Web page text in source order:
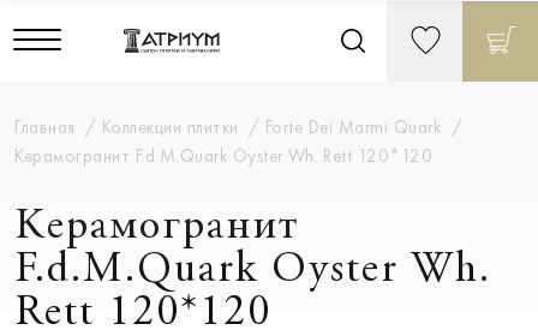
Главная Коллекции плитки
Forte Dei Marmi Quark
Керамогранит F.d.M.Quark Oyster Wh. Rett 120*120
Керамогранит
F.d.M.Quark Oyster Wh.
Rett 120*120